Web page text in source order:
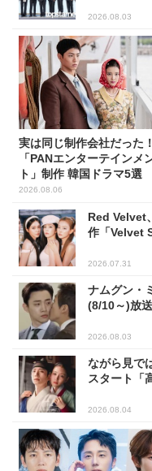
2026.08.03
実は同じ制作会社だった！
「PANエンターテインメ
ト」制作 韓国ドラマ5選
2026.08.06
Red Velvet
作「Velvet
2026.07.31
ナムグン・
(8/10～)放
2026.08.03
ながら見で
スタート「
2026.08.04